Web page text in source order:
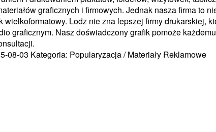
graficznych i firmowych. Jednak nasza firma to
wielkoformatowy. Lodz nie zna lepszej firmy drukarskiej,
graficznym. Nasz doświadczony grafik pomoże
08-03 Kategoria: Popularyzacja / Materiały Reklamowe